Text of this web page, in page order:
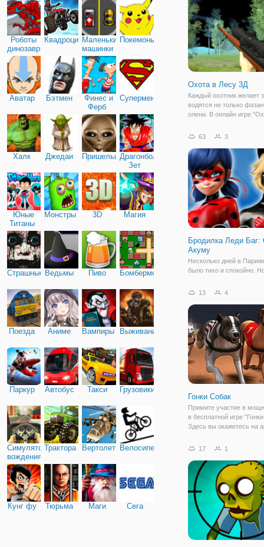
Роботы
динозавры
КвадроциклыМаленькие
машинки
Покемоны
Аватар Бэтмен
Финес и
Ферб
Супермен
Халк Джедаи ПришельцыДрагонболл
Зет
Юные
Титаны
Монстры 3D Магия
Страшные Ведьмы Пиво Бомбермен
Поезда Аниме Вампиры Выживание
Паркур Автобус Такси Грузовики
Симулятор
вождения
Трактора ВертолетыВелосипед
Кунг фу Тюрьма Маги Сега
Начнем с ума
Охота в Лесу 3Д
Каждый охотник желает
водятся не только
олени. В онлайн игре
счастливчиком,
собой 3Д симулятор,
позволяет
63 3
Бродилка Леди Баг:
Акуму
Несколько дней в
было тихо и спокойно.
Он нашёл сердце,
Отправилась Она в
Леди Баг и Супер Кот
13 4
Гонки Собак
Примите участие в
в бесплатной игре
Здесь вы окажетесь на
отличаются огромной
процесс абсолютно
Игроку нужно лишь
17 1